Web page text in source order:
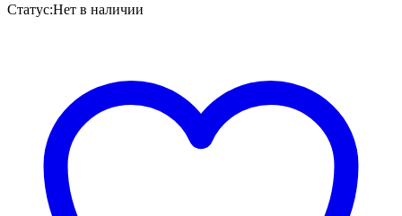
Статус:Нет в наличии